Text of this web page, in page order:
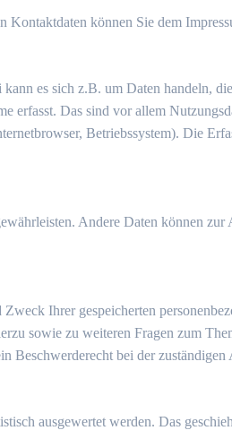
können Sie dem
es sich z.B. um Daten handeln,
erfasst. Das sind vor allem
Betriebssystem). Die
Andere Daten können
Ihrer gespeicherten
sowie zu weiteren Fragen zum
Beschwerderecht bei der
ausgewertet werden. Das